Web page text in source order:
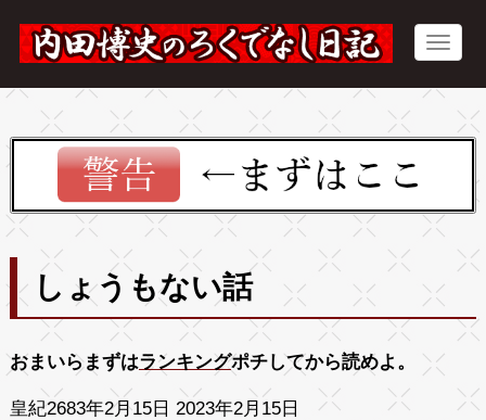
しょうもない話
おまいらまずはランキングポチしてから読めよ。
皇紀2683年2月15日 2023年2月15日